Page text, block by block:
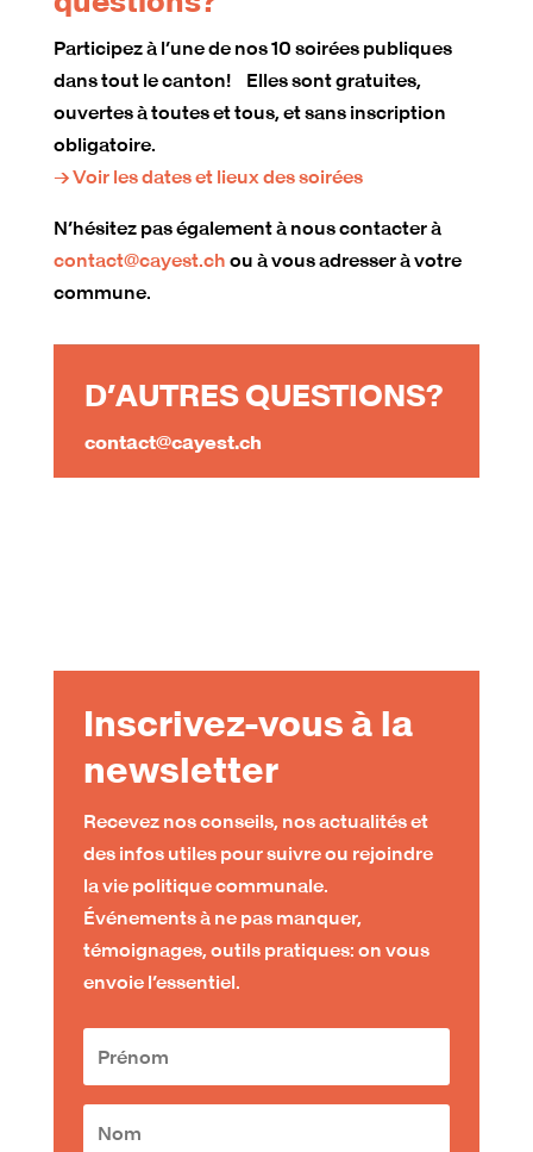
Participez à l’une de nos 10 soirées publiques
dans tout le canton! Elles sont gratuites,
ouvertes à toutes et tous, et sans inscription
obligatoire.
→ Voir les dates et lieux des soirées
N’hésitez pas également à nous contacter à
contact@cayest.ch ou à vous adresser à votre
commune.
D’AUTRES QUESTIONS?
contact@cayest.ch
Inscrivez-vous à la
newsletter
Recevez nos conseils, nos actualités et
des infos utiles pour suivre ou rejoindre
la vie politique communale.
Événements à ne pas manquer,
témoignages, outils pratiques: on vous
envoie l’essentiel.